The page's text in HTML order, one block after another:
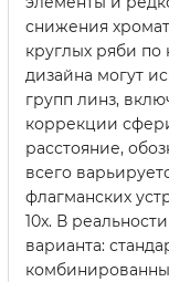
снижения
круглых ряби по
дизайна могут
групп линз,
коррекции
расстояние,
всего
флагманских
10x. В
варианта: